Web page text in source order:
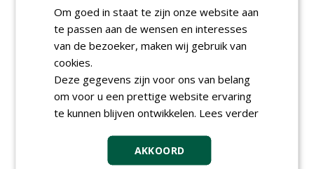
Vakdag 'All About Annuals'
zet eenjarige planten
centraal in Appeltern
donderdag 27 augustus 2026
2026: integrale keuzes
centraal in Zaanstad
donderdag 3 september 2026
Lunchwebinar: zo voorkom je
dat natuurinclusieve
ambities stranden
dinsdag 8 september 2026
Om goed in staat te zijn onze website aan
te passen aan de wensen en interesses
van de bezoeker, maken wij gebruik van
cookies.
Deze gegevens zijn voor ons van belang
om voor u een prettige website ervaring
te kunnen blijven ontwikkelen. Lees verder
AKKOORD